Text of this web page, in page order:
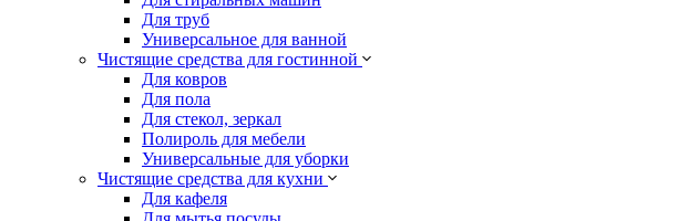
Для труб
Универсальное для ванной
Чистящие средства для гостинной
Для ковров
Для пола
Для стекол, зеркал
Полироль для мебели
Универсальные для уборки
Чистящие средства для кухни
Для кафеля